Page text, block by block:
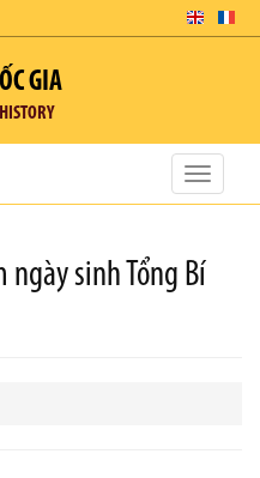
GIA
Toggle
ngày sinh Tổng Bí